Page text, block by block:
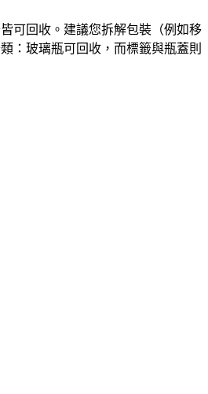
可回收。建議您拆解包裝（例如移
：玻璃瓶可回收，而標籤與瓶蓋則